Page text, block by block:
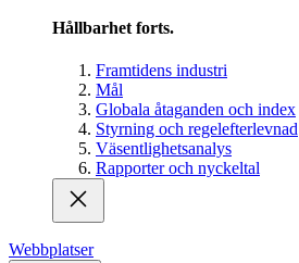
Hållbarhet forts.
Framtidens industri
Mål
Globala åtaganden och index
Styrning och regelefterlevnad
Väsentlighetsanalys
Rapporter och nyckeltal
Webbplatser